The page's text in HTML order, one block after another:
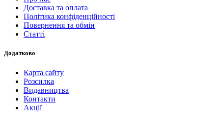
Доставка та оплата
Політика конфіденційності
Повернення та обмін
Статті
Додатково
Карта сайту
Розсилка
Видавництва
Контакти
Акції